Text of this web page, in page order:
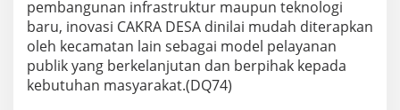
pembangunan infrastruktur maupun teknologi
baru, inovasi CAKRA DESA dinilai mudah diterapkan
oleh kecamatan lain sebagai model pelayanan
publik yang berkelanjutan dan berpihak kepada
kebutuhan masyarakat.(DQ74)